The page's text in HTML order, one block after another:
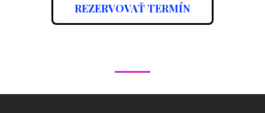
REZERVOVAŤ TERMÍN